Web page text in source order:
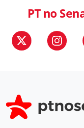
PT no